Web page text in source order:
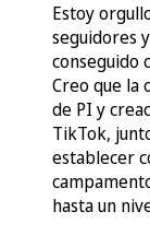
Estoy
seguidores
conseguido
Creo que la
de PI y
TikTok,
establecer
hasta un